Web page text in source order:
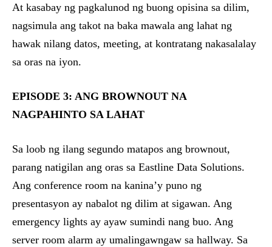
At kasabay ng pagkalunod ng buong opisina sa dilim,
nagsimula ang takot na baka mawala ang lahat ng
hawak nilang datos, meeting, at kontratang nakasalalay
sa oras na iyon.
EPISODE 3: ANG BROWNOUT NA
NAGPAHINTO SA LAHAT
Sa loob ng ilang segundo matapos ang brownout,
parang natigilan ang oras sa Eastline Data Solutions.
Ang conference room na kanina’y puno ng
presentasyon ay nabalot ng dilim at sigawan. Ang
emergency lights ay ayaw sumindi nang buo. Ang
server room alarm ay umalingawngaw sa hallway. Sa